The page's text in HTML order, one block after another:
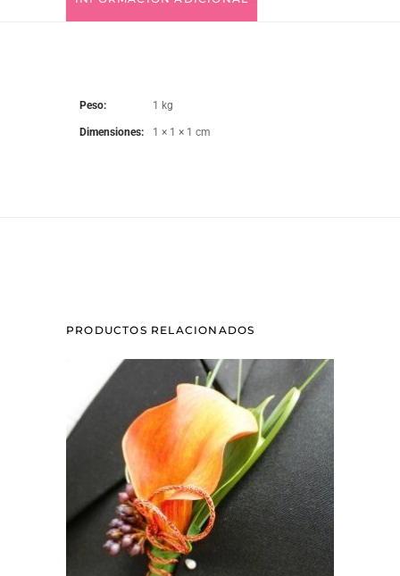
Peso 1 kg
Dimensiones 1 × 1 × 1 cm
PRODUCTOS RELACIONADOS